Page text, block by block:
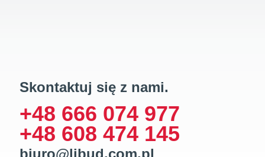
Skontaktuj się z nami.
+48 666 074 977
+48 608 474 145
biuro@libud.com.pl